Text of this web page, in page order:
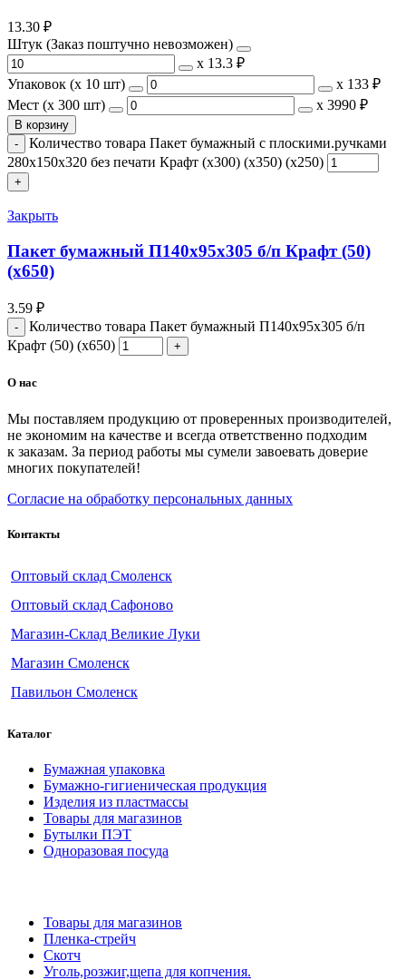
13.30 ₽
Штук (Заказ поштучно невозможен)
х 13.3 ₽
Упаковок (x 10 шт)
х 133 ₽
Мест (x 300 шт)
х 3990 ₽
В корзину
Количество товара Пакет бумажный с плоскими.ручками
280x150x320 без печати Крафт (x300) (х350) (х250)
Закрыть
Пакет бумажный П140х95х305 б/п Крафт (50)
(х650)
3.59 ₽
Количество товара Пакет бумажный П140х95х305 б/п
Крафт (50) (х650)
О нас
Мы поставляем продукцию от проверенных производителей,
не экономим на качестве и всегда ответственно подходим
к заказам. За период работы мы сумели завоевать доверие
многих покупателей!
Согласие на обработку персональных данных
Контакты
Оптовый склад Смоленск
Оптовый склад Сафоново
Магазин-Склад Великие Луки
Магазин Смоленск
Павильон Смоленск
Каталог
Бумажная упаковка
Бумажно-гигиеническая продукция
Изделия из пластмассы
Товары для магазинов
Бутылки ПЭТ
Одноразовая посуда
Товары для магазинов
Пленка-стрейч
Скотч
Уголь,розжиг,щепа для копчения.